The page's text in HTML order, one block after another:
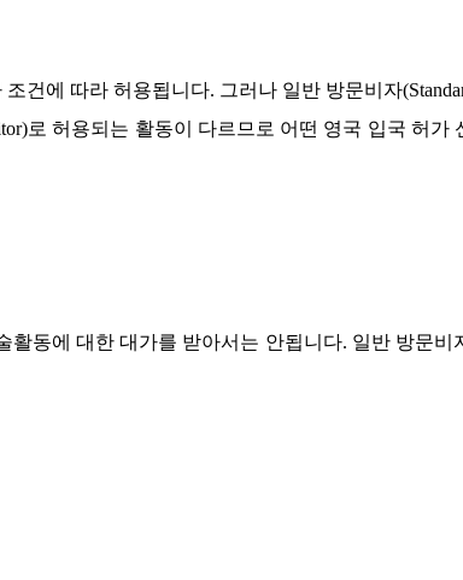
건에 따라 허용됩니다. 그러나 일반 방문비자
로 허용되는 활동이 다르므로 어떤 영국 입국 허가
활동에 대한 대가를 받아서는 안됩니다. 일반 방문비